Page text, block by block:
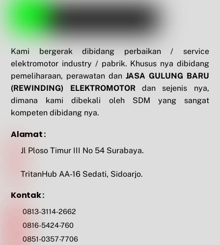
Kami bergerak dibidang perbaikan / service
elektromotor industry / pabrik. Khusus nya dibidang
pemeliharaan, perawatan dan JASA GULUNG BARU
(REWINDING) ELEKTROMOTOR dan sejenis nya,
dimana kami dibekali oleh SDM yang sangat
kompeten dibidang nya.
Alamat :
Jl Ploso Timur III No 54 Surabaya.
TritanHub AA-16 Sedati, Sidoarjo.
Kontak :
0813-3114-2662
0816-5424-760
0851-0357-7706